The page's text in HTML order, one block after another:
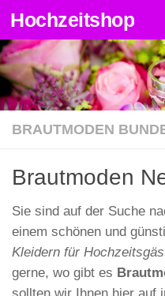
Zum Inhalt
Hochzeitshop
BRAUTMODEN
Brautmoden
Sie sind auf der Suche
einem schönen und
Kleidern für
gerne, wo gibt es